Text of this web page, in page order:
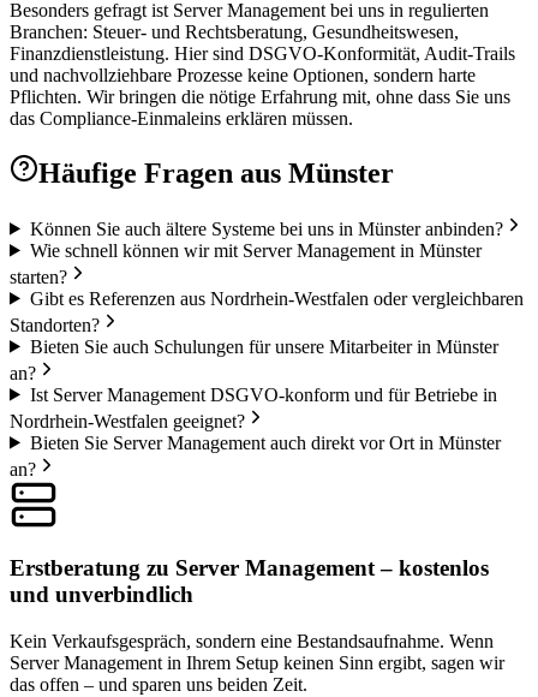
Besonders gefragt ist Server Management bei uns in regulierten
Branchen: Steuer- und Rechtsberatung, Gesundheitswesen,
Finanzdienstleistung. Hier sind DSGVO-Konformität, Audit-Trails
und nachvollziehbare Prozesse keine Optionen, sondern harte
Pflichten. Wir bringen die nötige Erfahrung mit, ohne dass Sie uns
das Compliance-Einmaleins erklären müssen.
Häufige Fragen aus Münster
Können Sie auch ältere Systeme bei uns in Münster anbinden?
Wie schnell können wir mit Server Management in Münster
starten?
Gibt es Referenzen aus Nordrhein-Westfalen oder vergleichbaren
Standorten?
Bieten Sie auch Schulungen für unsere Mitarbeiter in Münster
an?
Ist Server Management DSGVO-konform und für Betriebe in
Nordrhein-Westfalen geeignet?
Bieten Sie Server Management auch direkt vor Ort in Münster
an?
Erstberatung zu Server Management – kostenlos
und unverbindlich
Kein Verkaufsgespräch, sondern eine Bestandsaufnahme. Wenn
Server Management in Ihrem Setup keinen Sinn ergibt, sagen wir
das offen – und sparen uns beiden Zeit.